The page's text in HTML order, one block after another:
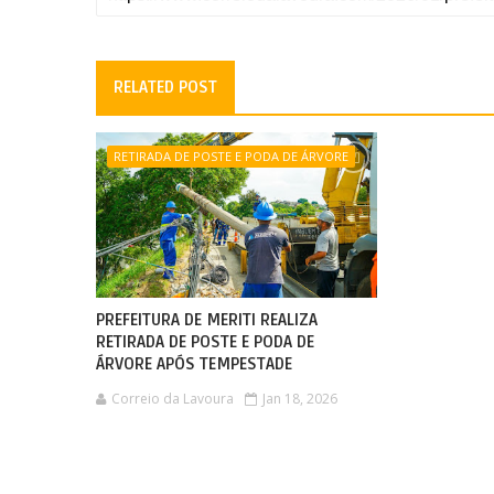
RELATED POST
RETIRADA DE POSTE E PODA DE ÁRVORE
PREFEITURA DE MERITI REALIZA
RETIRADA DE POSTE E PODA DE
ÁRVORE APÓS TEMPESTADE
Correio da Lavoura Jan 18, 2026